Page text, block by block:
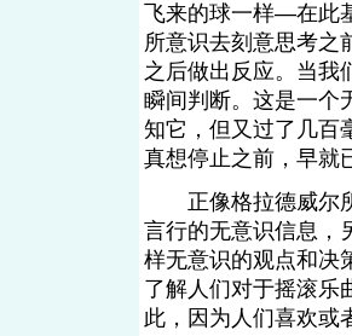
飞来的球一样—在此
所意识去刻意思考之
之后做出反应。当我
瞬间判断。这是一个
知它，但又过了几百
真想停止之前，早就
正像格拉德威尔所
言行的无意识信息，
样无意识的观点和决
了解人们对于摇滚乐
此，因为人们喜欢